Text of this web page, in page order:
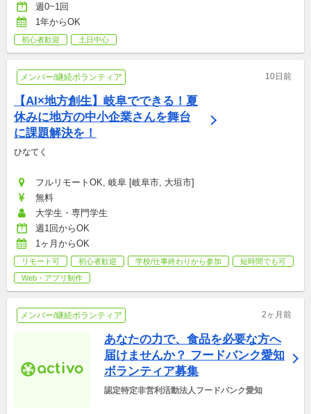
週0~1回
1年からOK
初心者歓迎 土日中心
メンバー/継続ボランティア 10日前
【AI×地方創生】岐阜でできる！夏
休みに地方の中小企業さんを舞台
に課題解決を！
ひなてく
フルリモートOK, 岐阜 [岐阜市, 大垣市]
無料
大学生・専門学生
週1回からOK
1ヶ月からOK
リモート可 初心者歓迎 学校/仕事終わりから参加
短時間でも可
Web・アプリ制作
メンバー/継続ボランティア 2ヶ月前
あなたの力で、食品を必要な方へ
届けませんか？ フードバンク愛知
ボランティア募集
認定特定非営利活動法人フードバンク愛知